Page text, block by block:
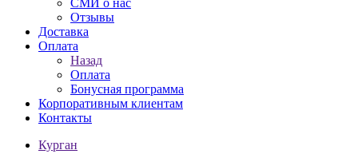
СМИ о нас
Отзывы
Доставка
Оплата
Назад
Оплата
Бонусная программа
Корпоративным клиентам
Контакты
Курган